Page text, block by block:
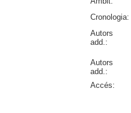
Cronologia:
Autors
add.:
Autors
add.:
Accés: